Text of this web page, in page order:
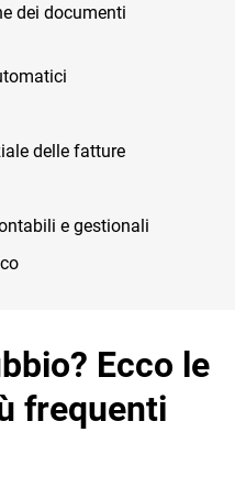
dei documenti
delle fatture
e gestionali
Ecco le
frequenti